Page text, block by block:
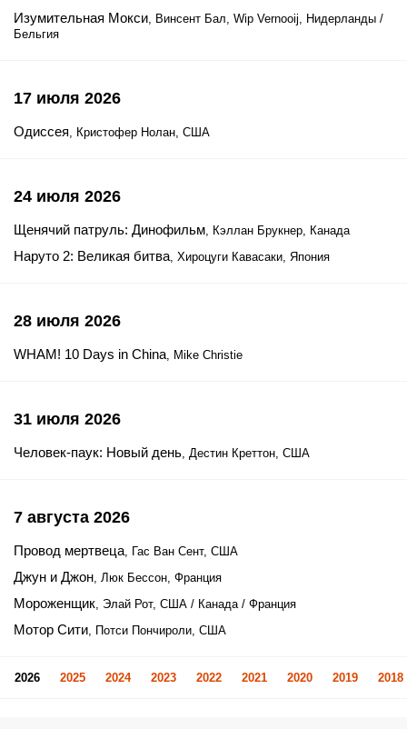
Изумительная Мокси, Винсент Бал, Wip Vernooij, Нидерланды /
Бельгия
17 июля 2026
Одиссея, Кристофер Нолан, США
24 июля 2026
Щенячий патруль: Динофильм, Кэллан Брукнер, Канада
Наруто 2: Великая битва, Хироцуги Кавасаки, Япония
28 июля 2026
WHAM! 10 Days in China, Mike Christie
31 июля 2026
Человек-паук: Новый день, Дестин Креттон, США
7 августа 2026
Провод мертвеца, Гас Ван Сент, США
Джун и Джон, Люк Бессон, Франция
Мороженщик, Элай Рот, США / Канада / Франция
Мотор Сити, Потси Пончироли, США
2026 2025 2024 2023 2022 2021 2020 2019 2018